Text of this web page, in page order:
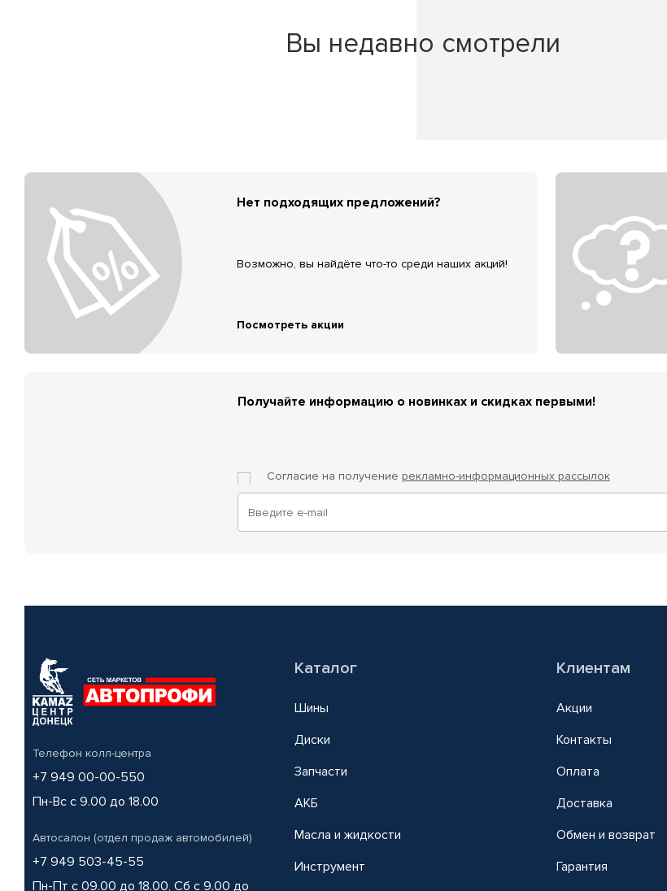
Вы недавно смотрели
Нет подходящих предложений?
Возможно, вы найдёте что-то среди наших акций!
Посмотреть акции
Получайте информацию о новинках и скидках первыми!
Согласие на получение рекламно-информационных рассылок
Телефон колл-центра
+7 949 00-00-550
Пн-Вс с 9.00 до 18.00
Автосалон (отдел продаж автомобилей)
+7 949 503-45-55
Пн-Пт с 09.00 до 18.00, Сб с 9.00 до
Каталог
Шины
Диски
Запчасти
АКБ
Масла и жидкости
Инструмент
Клиентам
Акции
Контакты
Оплата
Доставка
Обмен и возврат
Гарантия